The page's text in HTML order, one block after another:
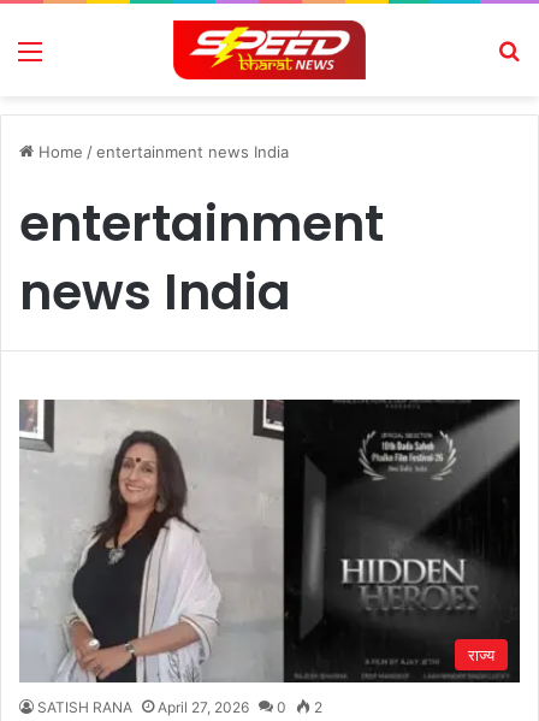
Menu
Home /entertainment news India
entertainment
news India
राज्य
SATISH RANA April 27, 2026 0 2